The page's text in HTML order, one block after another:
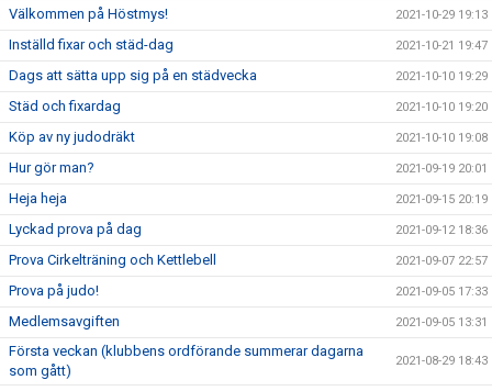
Välkommen på Höstmys! 2021-10-29 19:13
Inställd fixar och städ-dag 2021-10-21 19:47
Dags att sätta upp sig på en städvecka 2021-10-10 19:29
Städ och fixardag 2021-10-10 19:20
Köp av ny judodräkt 2021-10-10 19:08
Hur gör man? 2021-09-19 20:01
Heja heja 2021-09-15 20:19
Lyckad prova på dag 2021-09-12 18:36
Prova Cirkelträning och Kettlebell 2021-09-07 22:57
Prova på judo! 2021-09-05 17:33
Medlemsavgiften 2021-09-05 13:31
Första veckan (klubbens ordförande summerar dagarna
som gått)
2021-08-29 18:43